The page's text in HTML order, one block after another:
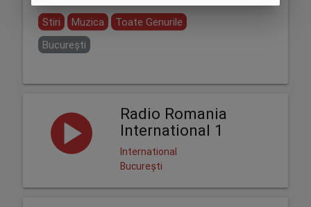
Stiri Muzica
Toate Genurile
București
Radio Romania
International 1
International
București